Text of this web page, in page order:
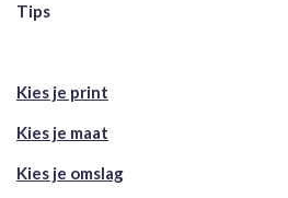
Tips
Kies je print
Kies je maat
Kies je omslag